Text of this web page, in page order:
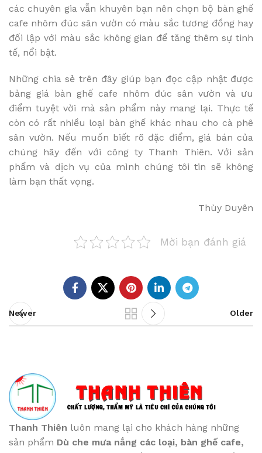
các chuyên gia vẫn khuyên bạn nên chọn bộ bàn ghế
cafe nhôm đúc sân vườn có màu sắc tương đồng hay
đối lập với màu sắc không gian để tăng thêm sự tinh
tế, nổi bật.
Những chia sẻ trên đây giúp bạn đọc cập nhật được
bảng giá bàn ghế cafe nhôm đúc sân vườn và ưu
điểm tuyệt vời mà sản phẩm này mang lại. Thực tế
còn có rất nhiều loại bàn ghế khác nhau cho cà phê
sân vườn. Nếu muốn biết rõ đặc điểm, giá bán của
chúng hãy đến với công ty Thanh Thiên. Với sản
phẩm và dịch vụ của mình chúng tôi tin sẽ không
làm bạn thất vọng.
Thùy Duyên
Mời bạn đánh giá
Newer Older
Thanh Thiên luôn mang lại cho khách hàng những
sản phẩm Dù che mưa nắng các loại, bàn ghế cafe,